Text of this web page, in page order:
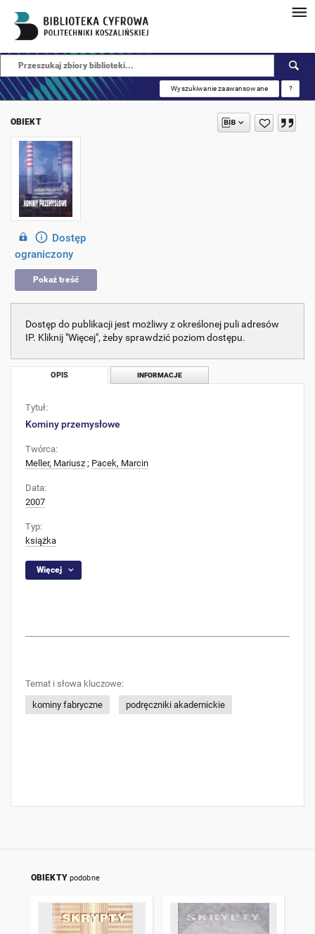
Wyszukiwanie zaawansowane ?
OBIEKT
Dostęp
ograniczony
Pokaż treść
Dostęp do publikacji jest możliwy z określonej puli adresów
IP. Kliknij "Więcej", żeby sprawdzić poziom dostępu.
OPIS INFORMACJE
Tytuł:
Kominy przemysłowe
Twórca:
Meller, Mariusz ; Pacek, Marcin
Data:
2007
Typ:
książka
Więcej
Temat i słowa kluczowe:
kominy fabryczne
podręczniki akademickie
OBIEKTY podobne